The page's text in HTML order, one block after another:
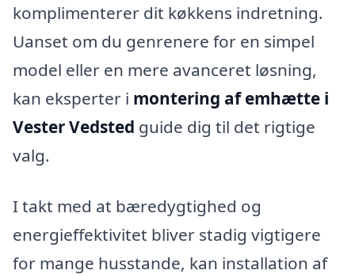
komplimenterer dit køkkens indretning.
Uanset om du genrenere for en simpel
model eller en mere avanceret løsning,
kan eksperter i montering af emhætte i
Vester Vedsted guide dig til det rigtige
valg.
I takt med at bæredygtighed og
energieffektivitet bliver stadig vigtigere
for mange husstande, kan installation af